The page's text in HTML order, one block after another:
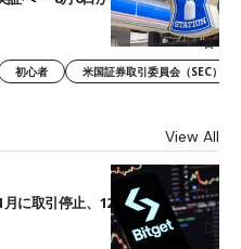
初心者 米国証券取引委員会（SEC）
View All
に取引停止、12月末に強制決済